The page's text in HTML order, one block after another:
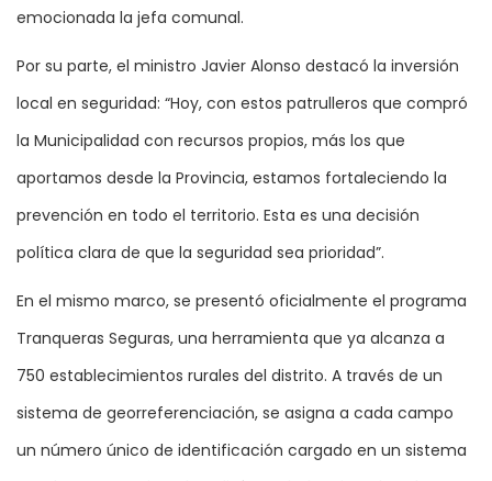
emocionada la jefa comunal.
Por su parte, el ministro Javier Alonso destacó la inversión
local en seguridad: “Hoy, con estos patrulleros que compró
la Municipalidad con recursos propios, más los que
aportamos desde la Provincia, estamos fortaleciendo la
prevención en todo el territorio. Esta es una decisión
política clara de que la seguridad sea prioridad”.
En el mismo marco, se presentó oficialmente el programa
Tranqueras Seguras, una herramienta que ya alcanza a
750 establecimientos rurales del distrito. A través de un
sistema de georreferenciación, se asigna a cada campo
un número único de identificación cargado en un sistema